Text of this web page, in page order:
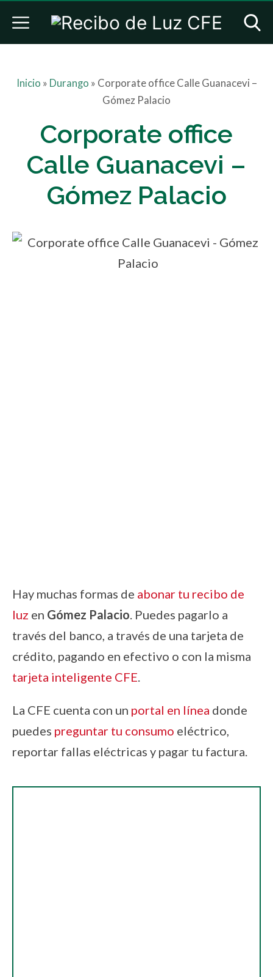
Inicio » Durango » Corporate office Calle Guanacevi –
Gómez Palacio
Corporate office
Calle Guanacevi –
Gómez Palacio
Hay muchas formas de abonar tu recibo de
luz en Gómez Palacio . Puedes pagarlo a
través del banco, a través de una tarjeta de
crédito, pagando en efectivo o con la misma
tarjeta inteligente CFE
La CFE cuenta con un portal en línea donde
puedes preguntar tu consumo eléctrico,
reportar fallas eléctricas y pagar tu factura.